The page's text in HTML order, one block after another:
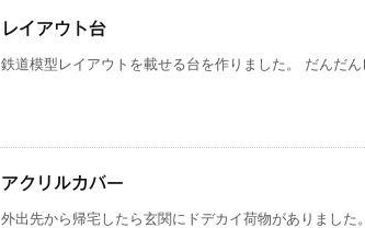
レイアウト台
鉄道模型レイアウトを載せる台を作りました。 だんだ
アクリルカバー
外出先から帰宅したら玄関にドデカイ荷物がありまし